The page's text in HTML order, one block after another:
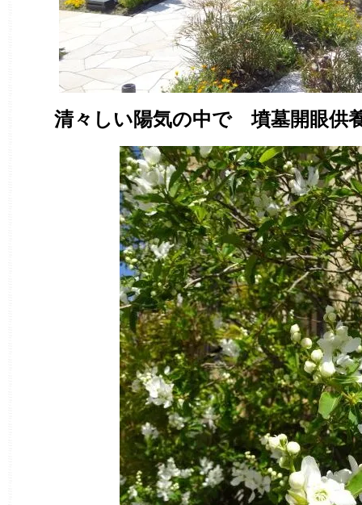
清々しい陽気の中で 墳墓開眼供